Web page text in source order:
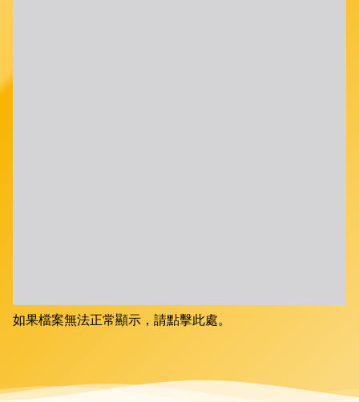
如果檔案無法正常顯示，請點擊此處。